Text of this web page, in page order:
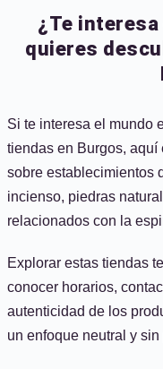
¿Te
quieres
Si te interesa el mundo
tiendas en Burgos, aquí
sobre establecimientos
incienso, piedras
relacionados con la
Explorar estas tiendas
conocer horarios,
autenticidad de los
un enfoque neutral y